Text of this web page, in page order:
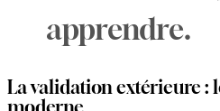
apprendre.
La validation extérieure :